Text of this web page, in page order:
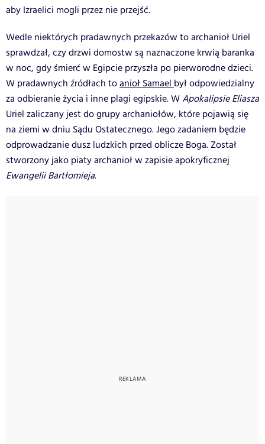
aby Izraelici mogli przez nie przejść.
Wedle niektórych pradawnych przekazów to archanioł Uriel
sprawdzał, czy drzwi domostw są naznaczone krwią baranka
w noc, gdy śmierć w Egipcie przyszła po pierworodne dzieci.
W pradawnych źródłach toanioł Samaelbył odpowiedzialny
za odbieranie życia i inne plagi egipskie. WApokalipsie Eliasza
Uriel zaliczany jest do grupy archaniołów, które pojawią się
na ziemi w dniu Sądu Ostatecznego. Jego zadaniem będzie
odprowadzanie dusz ludzkich przed oblicze Boga. Został
stworzony jako piaty archanioł w zapisie apokryficznej
Ewangelii Bartłomieja.